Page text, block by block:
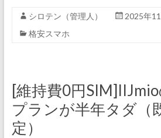
シロテン（管理人）
2025年
格安スマホ
[維持費0円
プランが半年タダ（
定）